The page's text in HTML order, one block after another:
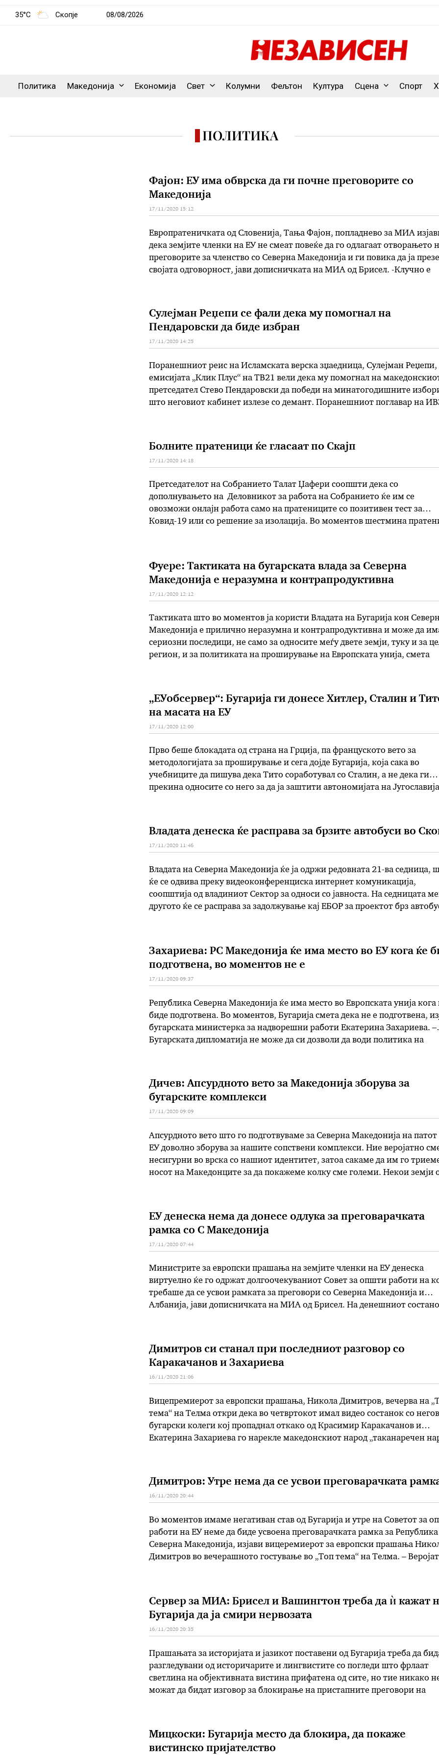
35°C Скопје 08/08/2026
Политика Македонија Економија Свет Колумни Фељтон Култура Сцена Спорт
ПОЛИТИКА
Фајон: ЕУ има обврска да ги почне преговорите со
Македонија
17/11/2020 15:12
Европратеничката од Словенија, Тања Фајон, попладнево за МИА
дека земјите членки на ЕУ не смеат повеќе да го одлагаат отворањето
преговорите за членство со Северна Македонија и ги повика да ја
својата одговорност, јави дописничката на МИА од Брисел. -Клучно е
Сулејман Реџепи се фали дека му помогнал на
Пендаровски да биде избран
17/11/2020 14:25
Поранешниот реис на Исламската верска зџаедница, Сулејман Реџепи,
емисијата „Клик Плус“ на ТВ21 вели дека му помогнал на
претседател Стево Пендаровски да победи на минатогодишните
што неговиот кабинет излезе со демант. Поранешниот поглавар на
Болните пратеници ќе гласаат по Скајп
17/11/2020 14:18
Претседателот на Собранието Талат Џафери соопшти дека со
дополнувањето на Деловникот за работа на Собранието ќе им се
овозможи онлајн работа само на пратениците со позитивен тест за
Ковид-19 или со решение за изолација. Во моментов шестмина
Фуере: Тактиката на бугарската влада за Северна
Македонија е неразумна и контрапродуктивна
17/11/2020 12:12
Тактиката што во моментов ја користи Владата на Бугарија кон
Македонија е прилично неразумна и контрапродуктивна и може да
сериозни последици, не само за односите меѓу двете земји, туку и за
регион, и за политиката на проширување на Европската унија, смета
„ЕУобсервер“: Бугарија ги донесе Хитлер, Сталин и
на масата на ЕУ
17/11/2020 12:00
Прво беше блокадата од страна на Грција, па француското вето за
методологијата за проширување и сега дојде Бугарија, која сака во
учебниците да пишува дека Тито соработувал со Сталин, а не дека ги
прекина односите со него за да ја заштити автономијата на Југославија
Владата денеска ќе расправа за брзите автобуси во
17/11/2020 11:46
Владата на Северна Македонија ќе ја одржи редовната 21-ва седница,
ќе се одвива преку видеоконференциска интернет комуникација,
соопштија од владиниот Сектор за односи со јавноста. На седницата
другото ќе се расправа за задолжување кај ЕБОР за проектот брз
Захариева: РС Македонија ќе има место во ЕУ кога ќе
подготвена, во моментов не е
17/11/2020 09:37
Рeпублика Северна Македонија ќе има место во Европската унија кога
биде подготвена. Во моментов, Бугарија смета дека не е подготвена,
бугарската министерка за надворешни работи Екатерина Захариева. –
Бугарската дипломатија не може да си дозволи да води политика на
Дичев: Апсурдното вето за Македонија зборува за
бугарските комплекси
17/11/2020 09:09
Апсурдното вето што го подготвуваме за Северна Македонија на
ЕУ доволно зборува за нашите сопствени комплекси. Ние веројатно
несигурни во врска со нашиот идентитет, затоа сакаме да им го
носот на Македонците за да покажеме колку сме големи. Некои земји
ЕУ денеска нема да донесе одлука за преговарачката
рамка со С Македонија
17/11/2020 07:44
Министрите за европски прашања на земјите членки на ЕУ денеска
виртуелно ќе го одржат долгоочекуваниот Совет за општи работи на
требаше да се усвои рамката за преговори со Северна Македонија и
Албанија, јави дописничката на МИА од Брисел. На денешниот
Димитров си станал при последниот разговор со
Каракачанов и Захариева
16/11/2020 21:06
Вицепремиерот за европски прашања, Никола Димитров, вечерва на
тема“ на Телма откри дека во четвртокот имал видео состанок со
бугарски колеги кој пропаднал откако од Красимир Каракачанов и
Екатерина Захариева го нарекле македонскиот народ „таканаречен
Димитров: Утре нема да се усвои преговарачката
16/11/2020 20:44
Во моментов имаме негативан став од Бугарија и утре на Советот за
работи на ЕУ неме да биде усвоена преговарачката рамка за Република
Северна Македонија, изјави вицеремиерот за европски прашања
Димитров во вечерашното гостување во „Топ тема“ на Телма. –
Сервер за МИА: Брисел и Вашингтон треба да ѝ кажат
Бугарија да ја смири нервозата
16/11/2020 20:35
Прашањата за историјата и јазикот поставени од Бугарија треба да
разгледувани од историчарите и лингвистите со погледи што фрлаат
светлина на објективната вистина прифатена од сите, но тие никако
можат да бидат изговор за блокирање на пристапните преговори на
Мицкоски: Бугарија место да блокира, да покаже
вистинско пријателство